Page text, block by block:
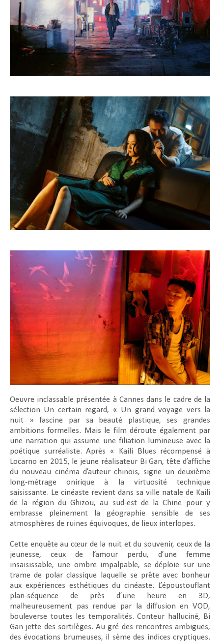
Oeuvre inclassable présentée à Cannes dans le cadre de la
sélection Un certain regard, « Un grand voyage vers la
nuit » fascine par sa beauté plastique, ses grandes
ambitions formelles. Mais le film déroute également par
une narration qui assume une filiation lumineuse avec la
poétique surréaliste. Après « Kaili Blues récompensé à
Locarno en 2015, le jeune réalisateur Bi Gan, tête d’affiche
du nouveau cinéma d’auteur chinois, signe un deuxième
long-métrage onirique à la virtuosité technique
saisissante. Le cinéaste revient dans sa ville natale de Kaili
de la région du Ghizou, au sud-est de la Chine pour y
embrasse pleinement la géographie sensible de ses
atmosphères de ruines équivoques, de lieux interlopes.
Cette enquête au cœur de la nuit et du souvenir, ceux de la
jeunesse, ceux de l’amour perdu, d’une femme
insaisissable, une ombre impalpable, se déploie sur une
trame de polar classique laquelle se prête avec bonheur
aux expériences esthétiques du cinéaste. L’époustouflant
plan-séquence de près d’une heure en 3D,
malheureusement pas rendue par la diffusion en VOD,
bouleverse toutes les temporalités. Conteur halluciné, Bi
Gan jette des sortilèges. Au gré des rencontres ambiguës,
des évocations brumeuses, il sème des indices cryptiques.